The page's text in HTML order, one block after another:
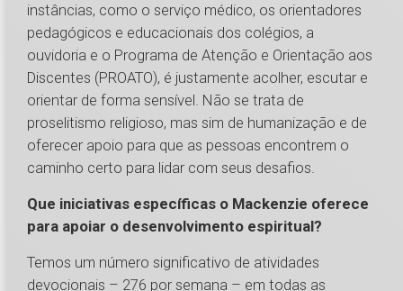
instâncias, como o serviço médico, os orientadores
pedagógicos e educacionais dos colégios, a
ouvidoria e o Programa de Atenção e Orientação aos
Discentes (PROATO), é justamente acolher, escutar e
orientar de forma sensível. Não se trata de
proselitismo religioso, mas sim de humanização e de
oferecer apoio para que as pessoas encontrem o
caminho certo para lidar com seus desafios.
Que iniciativas específicas o Mackenzie oferece
para apoiar o desenvolvimento espiritual?
Temos um número significativo de atividades
devocionais – 276 por semana – em todas as